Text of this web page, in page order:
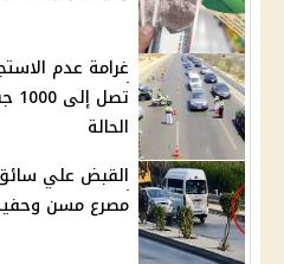
غرامة عدم
الحالة
القبض علي
مصرع مسن وحفيدته